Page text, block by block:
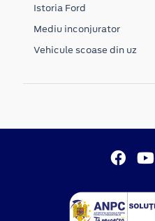
Istoria Ford
Mediu inconjurator
Vehicule scoase din uz